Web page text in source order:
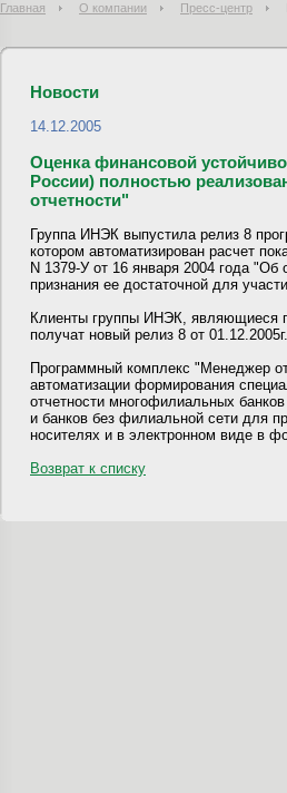
Главная О компании Пресс-центр
Новости
14.12.2005
Оценка финансовой
России) полностью
отчетности"
Группа ИНЭК выпустила релиз 8
котором автоматизирован расчет
N 1379-У от 16 января 2004 года "Об
признания ее достаточной для
Клиенты группы ИНЭК, являющиеся
получат новый релиз 8 от
Программный комплекс "Менеджер
автоматизации формирования
отчетности многофилиальных
и банков без филиальной сети для
носителях и в электронном виде в
Возврат к списку